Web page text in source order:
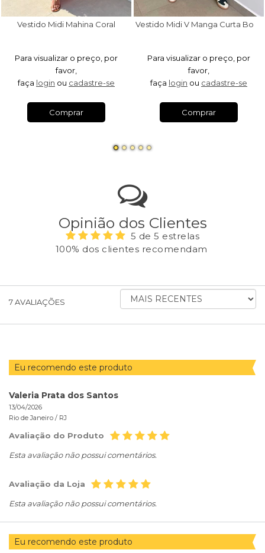
Vestido Midi Mahina Coral
Para visualizar o preço, por
favor,
faça login ou cadastre-se
Comprar
Para visualizar o preço, por
favor,
faça login ou cadastre-se
Comprar
Opinião dos Clientes
5 de 5 estrelas
100% dos clientes recomendam
7AVALIAÇÕES
ORDENAR
AVALIAÇÕES
Eu recomendo este produto
Valeria Prata dos Santos
13/04/2026
Rio de Janeiro / RJ
Avaliação do Produto
Esta avaliação não possui comentários.
Avaliação da Loja
Esta avaliação não possui comentários.
Eu recomendo este produto